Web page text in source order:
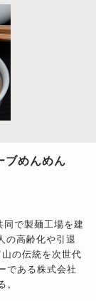
ブめんめん
で製麺工場を建
の高齢化や引退
の伝統を次世代
である株式会社
。